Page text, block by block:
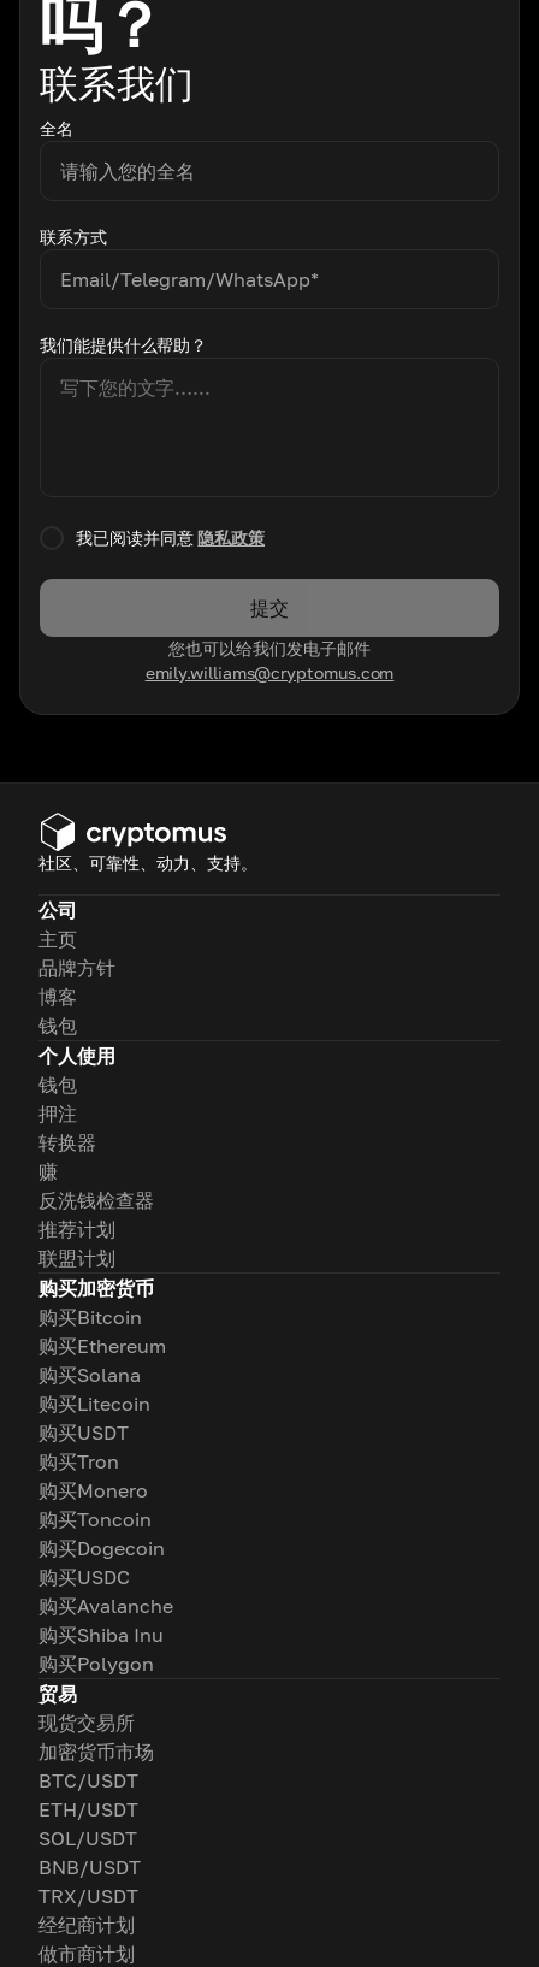
吗？
联系我们
全名
联系方式
我们能提供什么帮助？
我已阅读并同意 隐私政策
提交
您也可以给我们发电子邮件
emily.williams@cryptomus.com
社区、可靠性、动力、支持。
公司
主页
品牌方针
博客
钱包
个人使用
钱包
押注
转换器
赚
反洗钱检查器
推荐计划
联盟计划
购买加密货币
购买Bitcoin
购买Ethereum
购买Solana
购买Litecoin
购买USDT
购买Tron
购买Monero
购买Toncoin
购买Dogecoin
购买USDC
购买Avalanche
购买Shiba Inu
购买Polygon
贸易
现货交易所
加密货币市场
BTC/USDT
ETH/USDT
SOL/USDT
BNB/USDT
TRX/USDT
经纪商计划
做市商计划